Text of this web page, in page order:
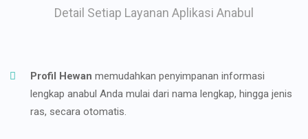
Detail Setiap Layanan Aplikasi Anabul
Profil Hewan memudahkan penyimpanan informasi
lengkap anabul Anda mulai dari nama lengkap, hingga jenis
ras, secara otomatis.